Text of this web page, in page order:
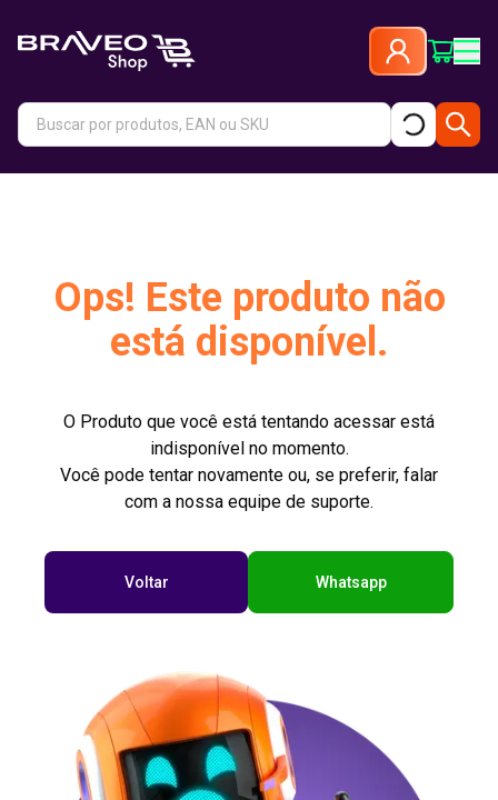
Ops! Este produto não
está disponível.
O Produto que você está tentando acessar está
indisponível no momento.
Você pode tentar novamente ou, se preferir, falar
com a nossa equipe de suporte.
Voltar Whatsapp